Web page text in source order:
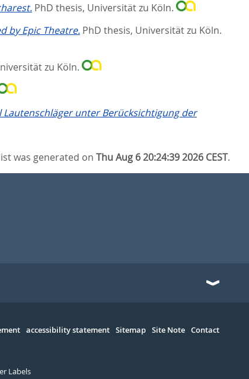
PhD thesis, Universität zu Köln.
by Epic Theatre. PhD thesis, Universität zu Köln.
zu Köln.
unter Berücksichtigung der
was generated onThu Aug 6 20:24:39 2026 CEST.
accessibility statement Sitemap Site Note Contact
Labels